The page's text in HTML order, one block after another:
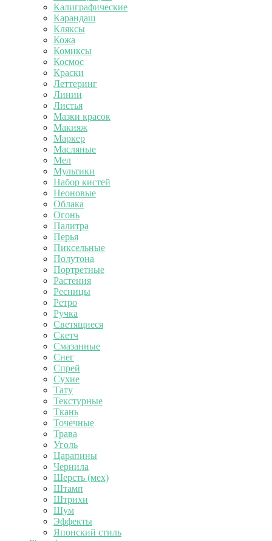
Калиграфические
Карандаш
Кляксы
Кожа
Комиксы
Космос
Краски
Леттеринг
Линии
Листья
Мазки красок
Макияж
Маркер
Масляные
Мел
Мультики
Набор кистей
Неоновые
Облака
Огонь
Палитра
Перья
Пиксельные
Полутона
Портретные
Растения
Ресницы
Ретро
Ручка
Светящиеся
Скетч
Смазанные
Снег
Спрей
Сухие
Тату
Текстурные
Ткань
Точечные
Трава
Уголь
Царапины
Чернила
Шерсть (мех)
Штамп
Штрихи
Шум
Эффекты
Японский стиль